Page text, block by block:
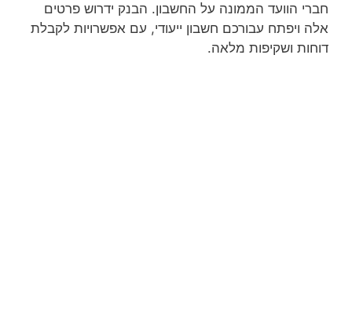
חברי הוועד הממונה על החשבון. הבנק ידרוש פרטים
אלה ויפתח עבורכם חשבון ייעודי, עם אפשרויות לקבלת
דוחות ושקיפות מלאה.